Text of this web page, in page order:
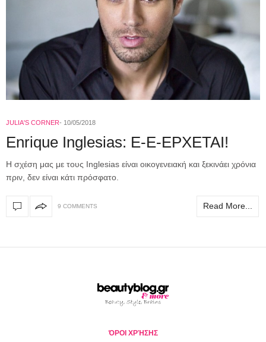
JULIA'S CORNER 10/05/2018
Enrique Inglesias: Ε-Ε-ΕΡΧΕΤΑΙ!
Η σχέση μας με τους Inglesias είναι οικογενειακή και ξεκινάει χρόνια
πριν, δεν είναι κάτι πρόσφατο.
9 COMMENTS Read More...
ΌΡΟΙ ΧΡΉΣΗΣ